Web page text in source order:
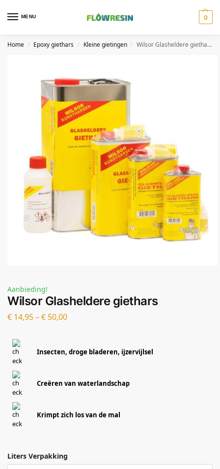
MENU 0
Home / Epoxy giethars / Kleine gietingen / Wilsor Glasheldere giethars
Aanbieding!
Wilsor Glasheldere giethars
€ 14,95–€ 50,00
Insecten, droge bladeren, ijzervijlsel
Creëren van waterlandschap
Krimpt zich los van de mal
Liters Verpakking